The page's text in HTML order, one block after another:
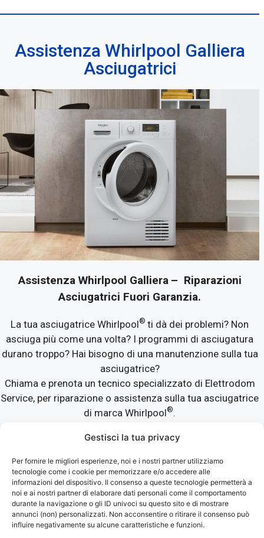
Gestisci la tua privacy
Per fornire le migliori esperienze, noi e i nostri partner utilizziamo
tecnologie come i cookie per memorizzare e/o accedere alle
informazioni del dispositivo. Il consenso a queste tecnologie permetterà a
noi e ai nostri partner di elaborare dati personali come il comportamento
durante la navigazione o gli ID univoci su questo sito e di mostrare
annunci (non) personalizzati. Non acconsentire o ritirare il consenso può
influire negativamente su alcune caratteristiche e funzioni.
Assistenza Whirlpool Galliera
Asciugatrici
Assistenza Whirlpool Galliera – Riparazioni
Asciugatrici Fuori Garanzia.
La tua asciugatrice Whirlpool® ti dà dei problemi? Non
asciuga più come una volta? I programmi di asciugatura
durano troppo? Hai bisogno di una manutenzione sulla tua
asciugatrice?
Chiama e prenota un tecnico specializzato di Elettrodom
Service, per riparazione o assistenza sulla tua asciugatrice
di marca Whirlpool®.
Assistenza Whirlpool Galliera® solo con ricambi con
garanzia di un anno.
Tecnici specializzati con esperienza per assistenza,
riparazione, manutenzione e pulizia della asciugatrice
Whirlpool®.
Siamo quindi disponibili a eseguire le riparazioni della tua